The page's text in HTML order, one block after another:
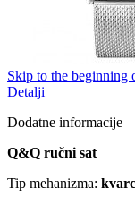
Skip to the beginning
Detalji
Dodatne informacije
Q&Q ručni sat
Tip mehanizma: kvarc